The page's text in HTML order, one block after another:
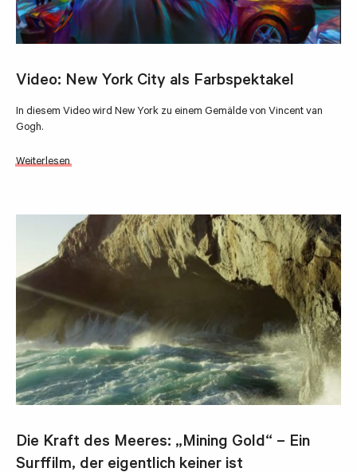
Video: New York City als Farbspektakel
In diesem Video wird New York zu einem Gemälde von Vincent van
Gogh.
Weiterlesen
Die Kraft des Meeres: „Mining Gold“ – Ein
Surffilm, der eigentlich keiner ist